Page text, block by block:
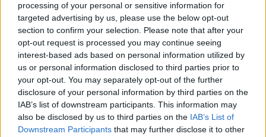
processing of your personal or sensitive information for
targeted advertising by us, please use the below opt-out
section to confirm your selection. Please note that after your
opt-out request is processed you may continue seeing
interest-based ads based on personal information utilized by
us or personal information disclosed to third parties prior to
your opt-out. You may separately opt-out of the further
disclosure of your personal information by third parties on the
IAB’s list of downstream participants. This information may
also be disclosed by us to third parties on the IAB’s List of
Downstream Participants that may further disclose it to other
Országos hírek
Miért éri meg Afrikában utat építeni?
Minden, amit a GED Afrika projektről
tudni kell
Kihívások labirintusában